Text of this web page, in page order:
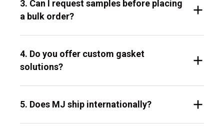
3. Can I request samples before placing
a bulk order?
4. Do you offer custom gasket
solutions?
5. Does MJ ship internationally?